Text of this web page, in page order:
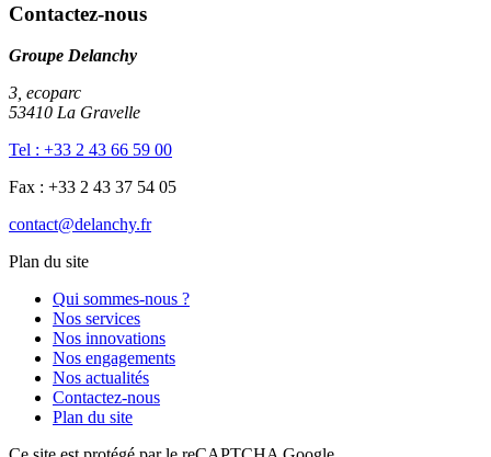
Contactez-nous
Groupe Delanchy
3, ecoparc
53410 La Gravelle
Tel : +33 2 43 66 59 00
Fax : +33 2 43 37 54 05
contact@delanchy.fr
Plan du site
Qui sommes-nous ?
Nos services
Nos innovations
Nos engagements
Nos actualités
Contactez-nous
Plan du site